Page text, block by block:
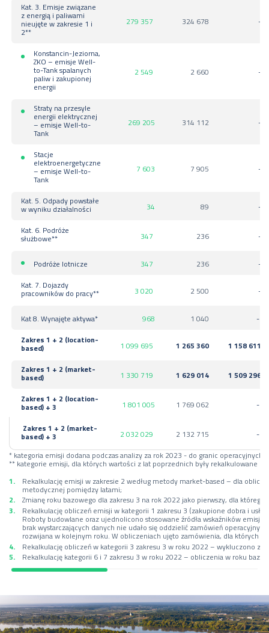
Kat. 3. Emisje związane
z energią i paliwami
nieujęte w zakresie 1 i
2**
279 357 324 678 -
Konstancin-Jeziorna,
ZKO – emisje Well-
to-Tank spalanych
paliw i zakupionej
energii
2 549 2 660 -
Straty na przesyle
energii elektrycznej
– emisje Well-to-
Tank
269 205 314 112 -
Stacje
elektroenergetyczne
– emisje Well-to-
Tank
7 603 7 905 -
Kat. 5. Odpady powstałe
w wyniku działalności 34 89 -
Kat. 6. Podróże
służbowe** 347 236 -
Podróże lotnicze 347 236
-
Kat. 7. Dojazdy
pracowników do pracy** 3 020 2 500 -
Kat 8. Wynajęte aktywa* 968 1 040
-
Zakres 1 + 2 (location-
based) 1 099 695 1 265 360 1 158 611
Zakres 1 + 2 (market-
based) 1 330 719 1 629 014 1 509 296
Zakres 1 + 2 (location-
based) + 3 1 801 005 1 769 062 -
Zakres 1 + 2 (market-
based) + 3 2 032 029 2 132 715
-
* kategoria emisji dodana podczas analizy za rok 2023 - do granic
** kategorie emisji, dla których wartości z lat poprzednich były rekalkulowane
Rekalkulację emisji w zakresie 2 według metody market-based – dla
metodycznej pomiędzy latami;
Zmianę roku bazowego dla zakresu 3 na rok 2022 jako pierwszy, dla
Rekalkulację obliczeń emisji w kategorii 1 zakresu 3 (zakupione dobra i
Roboty budowlane oraz ujednolicono stosowane źródła wskaźników
brak wystarczających danych nie udało się oddzielić zamówień
rozwijana w kolejnym roku. W obliczeniach ujęto zamówienia, dla których
Rekalkulację obliczeń w kategorii 3 zakresu 3 w roku 2022 – wykluczono
Rekalkulację kategorii 6 i 7 zakresu 3 w roku 2022 – obliczenia w roku